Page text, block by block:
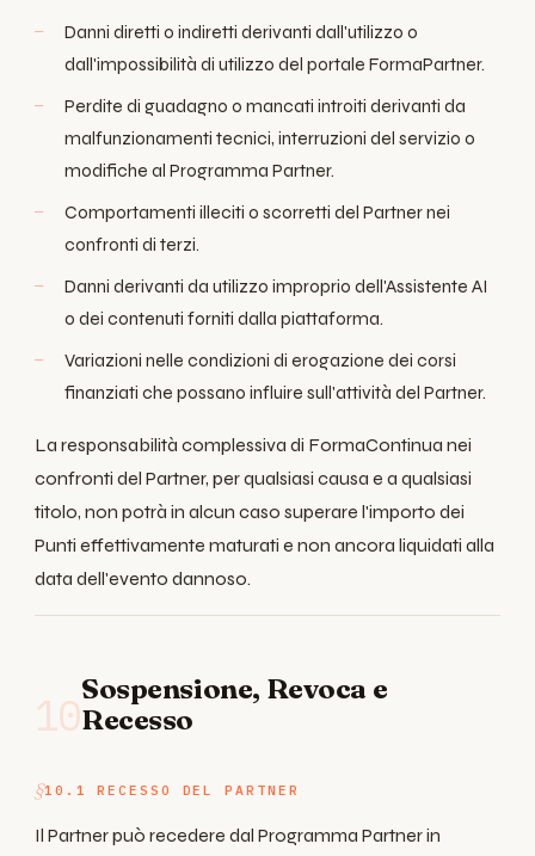
Danni diretti o indiretti derivanti dall'utilizzo o
dall'impossibilità di utilizzo del portale FormaPartner.
Perdite di guadagno o mancati introiti derivanti da
malfunzionamenti tecnici, interruzioni del servizio o
modifiche al Programma Partner.
Comportamenti illeciti o scorretti del Partner nei
confronti di terzi.
Danni derivanti da utilizzo improprio dell'Assistente AI
o dei contenuti forniti dalla piattaforma.
Variazioni nelle condizioni di erogazione dei corsi
finanziati che possano influire sull'attività del Partner.
La responsabilità complessiva di FormaContinua nei
confronti del Partner, per qualsiasi causa e a qualsiasi
titolo, non potrà in alcun caso superare l'importo dei
Punti effettivamente maturati e non ancora liquidati alla
data dell'evento dannoso.
10
Sospensione, Revoca e
Recesso
10.1 RECESSO DEL PARTNER
Il Partner può recedere dal Programma Partner in